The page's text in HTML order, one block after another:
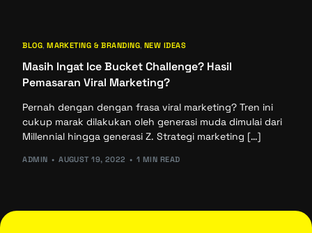
BLOG,MARKETING & BRANDING, NEW IDEAS
Masih Ingat Ice Bucket Challenge? Hasil
Pemasaran Viral Marketing?
Pernah dengan dengan frasa viral marketing? Tren ini
cukup marak dilakukan oleh generasi muda dimulai dari
Millennial hingga generasi Z. Strategi marketing […]
ADMIN AUGUST 19, 2022 1 MIN READ